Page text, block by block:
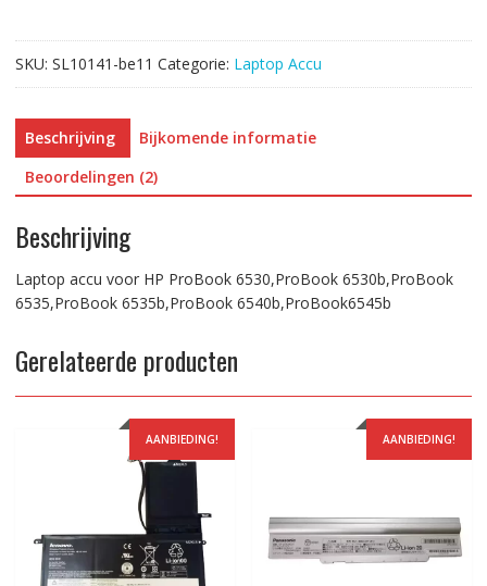
6535b,ProBook
6540b,ProBook6545b
aantal
SKU: SL10141-be11 Categorie: Laptop Accu
Beschrijving
Bijkomende informatie
Beoordelingen (2)
Beschrijving
Laptop accu voor HP ProBook 6530,ProBook 6530b,ProBook
6535,ProBook 6535b,ProBook 6540b,ProBook6545b
Gerelateerde producten
AANBIEDING! AANBIEDING!